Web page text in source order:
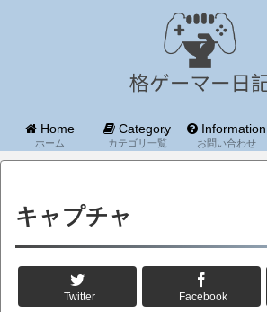
Home
ホーム
Category
カテゴリ一覧
Information
お問い合わせ
キャプチャ
Twitter Facebook